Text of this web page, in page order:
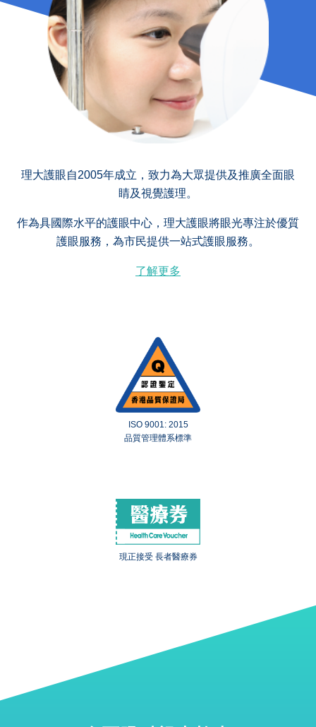
理大護眼自2005年成立，致力為大眾提供及推廣全面眼
睛及視覺護理。
作為具國際水平的護眼中心，理大護眼將眼光專注於優質
護眼服務，為市民提供一站式護眼服務。
了解更多
ISO 9001: 2015
品質管理體系標準
現正接受 長者醫療券